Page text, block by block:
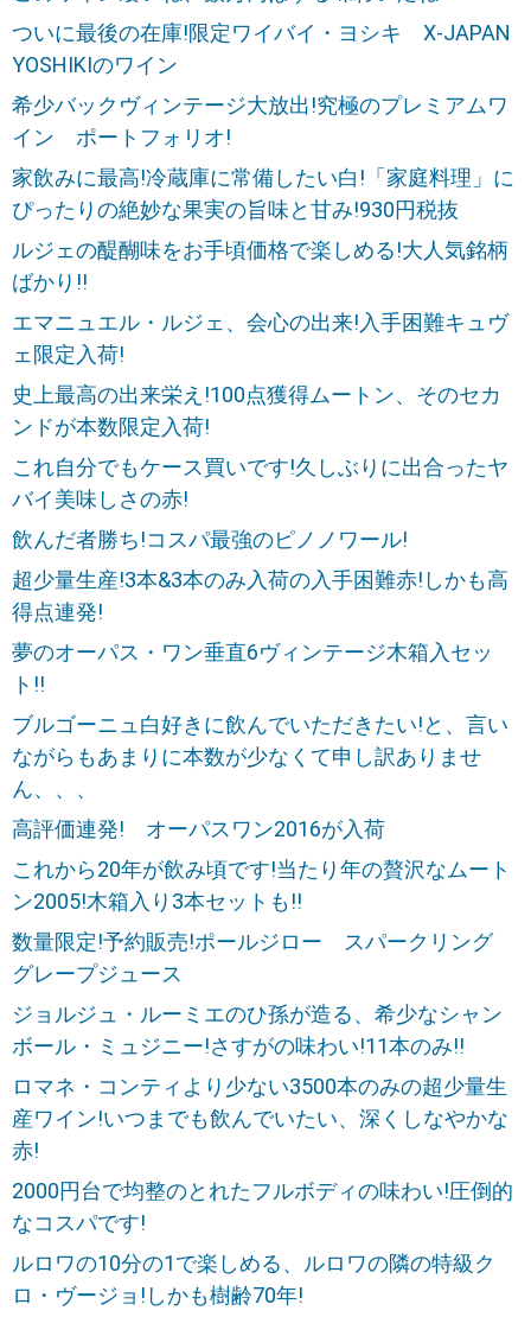
ついに最後の在庫!限定ワイバイ・ヨシキ X-JAPAN
YOSHIKIのワイン
希少バックヴィンテージ大放出!究極のプレミアムワ
イン ポートフォリオ!
家飲みに最高!冷蔵庫に常備したい白!「家庭料理」に
ぴったりの絶妙な果実の旨味と甘み!930円税抜
ルジェの醍醐味をお手頃価格で楽しめる!大人気銘柄
ばかり!!
エマニュエル・ルジェ、会心の出来!入手困難キュヴ
ェ限定入荷!
史上最高の出来栄え!100点獲得ムートン、そのセカ
ンドが本数限定入荷!
これ自分でもケース買いです!久しぶりに出合ったヤ
バイ美味しさの赤!
飲んだ者勝ち!コスパ最強のピノノワール!
超少量生産!3本&3本のみ入荷の入手困難赤!しかも高
得点連発!
夢のオーパス・ワン垂直6ヴィンテージ木箱入セッ
ト!!
ブルゴーニュ白好きに飲んでいただきたい!と、言い
ながらもあまりに本数が少なくて申し訳ありませ
ん、、、
高評価連発! オーパスワン2016が入荷
これから20年が飲み頃です!当たり年の贅沢なムート
ン2005!木箱入り3本セットも!!
数量限定!予約販売!ポールジロー スパークリング
グレープジュース
ジョルジュ・ルーミエのひ孫が造る、希少なシャン
ボール・ミュジニー!さすがの味わい!11本のみ!!
ロマネ・コンティより少ない3500本のみの超少量生
産ワイン!いつまでも飲んでいたい、深くしなやかな
赤!
2000円台で均整のとれたフルボディの味わい!圧倒的
なコスパです!
ルロワの10分の1で楽しめる、ルロワの隣の特級ク
ロ・ヴージョ!しかも樹齢70年!